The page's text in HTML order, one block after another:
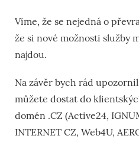
Víme, že se nejedná o
že si nové možnosti služby
najdou.
Na závěr bych rád
můžete dostat do
domén .CZ (Active24,
INTERNET CZ, Web4U,